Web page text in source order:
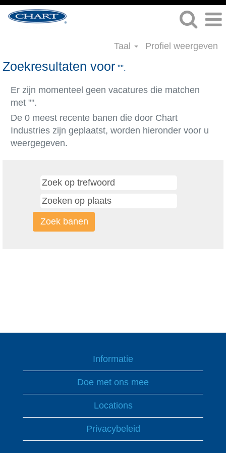
Taal Profiel weergeven
Zoekresultaten voor "".
Er zijn momenteel geen vacatures die matchen
met "".
De 0 meest recente banen die door Chart
Industries zijn geplaatst, worden hieronder voor u
weergegeven.
Informatie
Doe met ons mee
Locations
Privacybeleid